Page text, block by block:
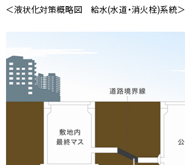
＜液状化対策概略図 給水(水道・消火栓)系統＞